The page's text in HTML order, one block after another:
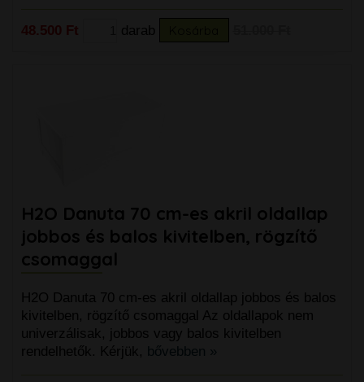
48.500 Ft darab
H2O Danuta 70 cm-es akril oldallap
jobbos és balos kivitelben, rögzítő
csomaggal
H2O Danuta 70 cm-es akril oldallap jobbos és balos
kivitelben, rögzítő csomaggal Az oldallapok nem
univerzálisak, jobbos vagy balos kivitelben
rendelhetők. Kérjük, bővebben »